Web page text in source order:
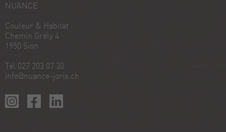
NUANCE
Couleur & Habitat
Chemin Grély 4
1950 Sion
Tél 027 203 07 30
info@nuance-joris.ch